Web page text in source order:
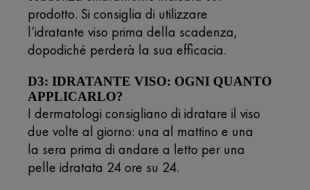
prodotto. Si consiglia di utilizzare
l’idratante viso prima della scadenza,
dopodiché perderà la sua efficacia.
D3: IDRATANTE VISO: OGNI QUANTO
APPLICARLO?
I dermatologi consigliano di idratare il viso
due volte al giorno: una al mattino e una
la sera prima di andare a letto per una
pelle idratata 24 ore su 24.